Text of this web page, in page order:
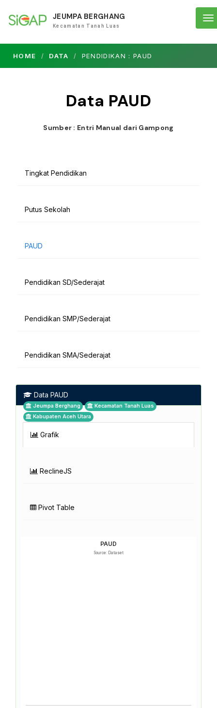
JEUMPA BERGHANG
Kecamatan Tanah Luas
HOME DATA PENDIDIKAN : PAUD
Data PAUD
Sumber : Entri Manual dari Gampong
Tingkat Pendidikan
Putus Sekolah
PAUD
Pendidikan SD/Sederajat
Pendidikan SMP/Sederajat
Pendidikan SMA/Sederajat
Data PAUD
Jeumpa Berghang
Kecamatan Tanah Luas
Kabupaten Aceh Utara
Grafik
ReclineJS
Pivot Table
PAUD
Source: Dataset